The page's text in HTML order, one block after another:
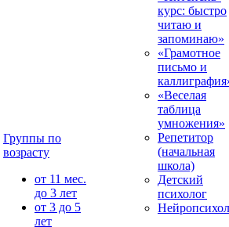
Группы по
возрасту
от 11 мес.
до 3 лет
от 3 до 5
лет
курс: быстро
читаю и
запоминаю»
«Грамотное
письмо и
«Веселая
таблица
умножения»
Репетитор
(начальная
школа)
Детский
психолог